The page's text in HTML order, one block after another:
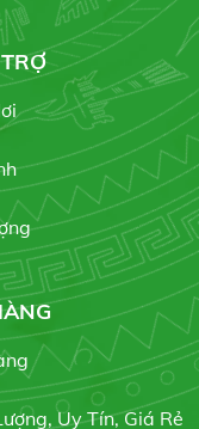
Uy Tín, Giá Rẻ